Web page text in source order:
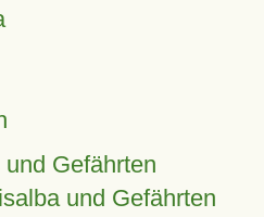
Gefährten
und Gefährten